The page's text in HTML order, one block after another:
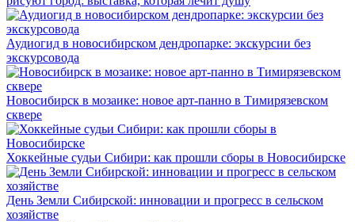
Аудиогид в новосибирском дендропарке: экскурсии без
экскурсовода
Новосибирск в мозаике: новое арт-панно в Тимирязевском
сквере
Хоккейные судьи Сибири: как прошли сборы в Новосибирске
День Земли Сибирской: инновации и прогресс в сельском
хозяйстве